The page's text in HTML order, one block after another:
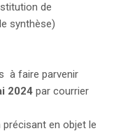
de
synthèse)
à faire parvenir
2024 par courrier
précisant en objet le